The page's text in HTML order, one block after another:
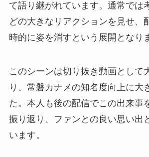
て語り継がれています。通常では
どの大きなリアクションを見せ、
時的に姿を消すという展開となり
このシーンは切り抜き動画として
り、常磐カナメの知名度向上に大
た。本人も後の配信でこの出来事
振り返り、ファンとの良い思い出
います。